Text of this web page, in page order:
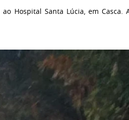
Hospital Santa Lúcia, em Casca.